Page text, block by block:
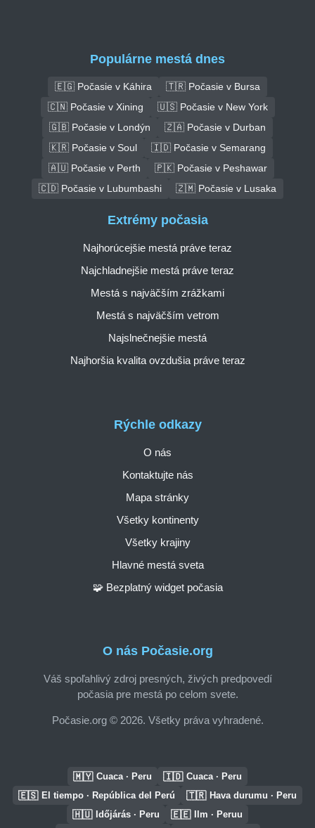
Populárne mestá dnes
🇪🇬 Počasie v Káhira
🇹🇷 Počasie v Bursa
🇨🇳 Počasie v Xining
🇺🇸 Počasie v New York
🇬🇧 Počasie v Londýn
🇿🇦 Počasie v Durban
🇰🇷 Počasie v Soul
🇮🇩 Počasie v Semarang
🇦🇺 Počasie v Perth
🇵🇰 Počasie v Peshawar
🇨🇩 Počasie v Lubumbashi
🇿🇲 Počasie v Lusaka
O nás Počasie.org
Váš spoľahlivý zdroj presných, živých predpovedí
počasia pre mestá po celom svete.
Počasie.org © 2026. Všetky práva vyhradené.
Rýchle odkazy
O nás
Kontaktujte nás
Mapa stránky
Všetky kontinenty
Všetky krajiny
Hlavné mestá sveta
🧩 Bezplatný widget počasia
Extrémy počasia
Najhorúcejšie mestá práve teraz
Najchladnejšie mestá práve teraz
Mestá s najväčším zrážkami
Mestá s najväčším vetrom
Najslnečnejšie mestá
Najhoršia kvalita ovzdušia práve teraz
🇲🇾 Cuaca · Peru 🇮🇩 Cuaca · Peru
🇪🇸 El tiempo · República del Perú 🇹🇷 Hava durumu · Peru
🇭🇺 Időjárás · Peru 🇪🇪 Ilm · Peruu